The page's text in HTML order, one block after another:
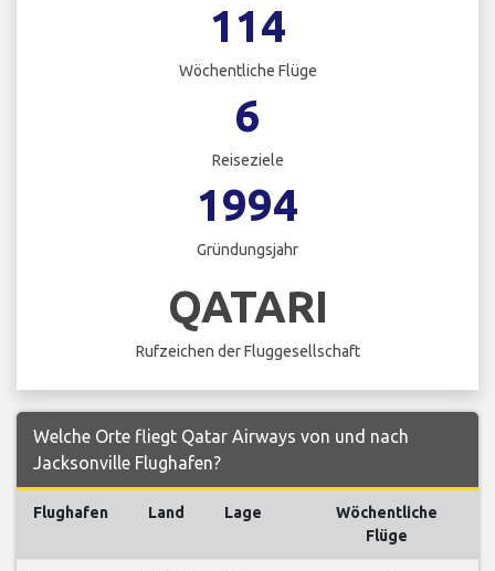
114
Wöchentliche Flüge
6
Reiseziele
1994
Gründungsjahr
QATARI
Rufzeichen der Fluggesellschaft
Welche Orte fliegt Qatar Airways von und nach
Jacksonville Flughafen?
Flughafen Land Lage
Wöchentliche
Flüge